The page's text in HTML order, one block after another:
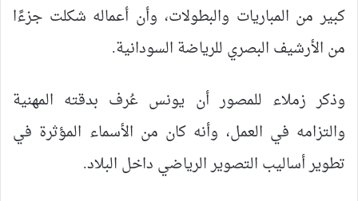
كبير من المباريات والبطولات، وأن أعماله شكلت جزءًا
من الأرشيف البصري للرياضة السودانية.
وذكر زملاء للمصور أن يونس عُرف بدقته المهنية
والتزامه في العمل، وأنه كان من الأسماء المؤثرة في
تطوير أساليب التصوير الرياضي داخل البلاد.